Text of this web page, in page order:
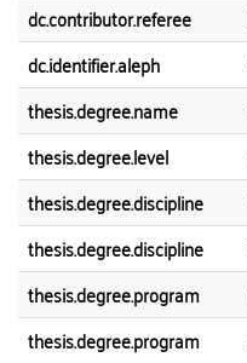
dc.contributor.referee
dc.identifier.aleph
thesis.degree.name
thesis.degree.level
thesis.degree.discipline
thesis.degree.discipline
thesis.degree.program
thesis.degree.program